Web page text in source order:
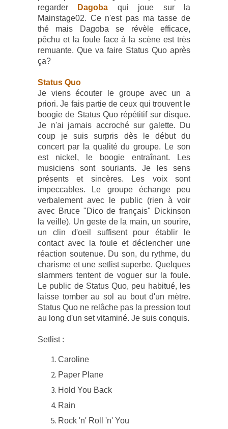
regarder
Dagoba qui joue sur la
Mainstage02. Ce n'est pas ma tasse de
thé mais Dagoba se révèle efficace,
pêchu et la foule face à la scène est très
remuante. Que va faire Status Quo après
ça?
Status Quo
Je viens écouter le groupe avec un a
priori. Je fais partie de ceux qui trouvent le
boogie de Status Quo répétitif sur disque.
Je n'ai jamais accroché sur galette. Du
coup je suis surpris dès le début du
concert par la qualité du groupe. Le son
est nickel, le boogie entraînant. Les
musiciens sont souriants. Je les sens
présents et sincères. Les voix sont
impeccables. Le groupe échange peu
verbalement avec le public (rien à voir
avec Bruce "Dico de français" Dickinson
la veille). Un geste de la main, un sourire,
un clin d'oeil suffisent pour établir le
contact avec la foule et déclencher une
réaction soutenue. Du son, du rythme, du
charisme et une setlist superbe. Quelques
slammers tentent de voguer sur la foule.
Le public de Status Quo, peu habitué, les
laisse tomber au sol au bout d'un mètre.
Status Quo ne relâche pas la pression tout
au long d'un set vitaminé. Je suis conquis.
Setlist :
Caroline
Paper Plane
Hold You Back
Rain
Rock 'n' Roll 'n' You